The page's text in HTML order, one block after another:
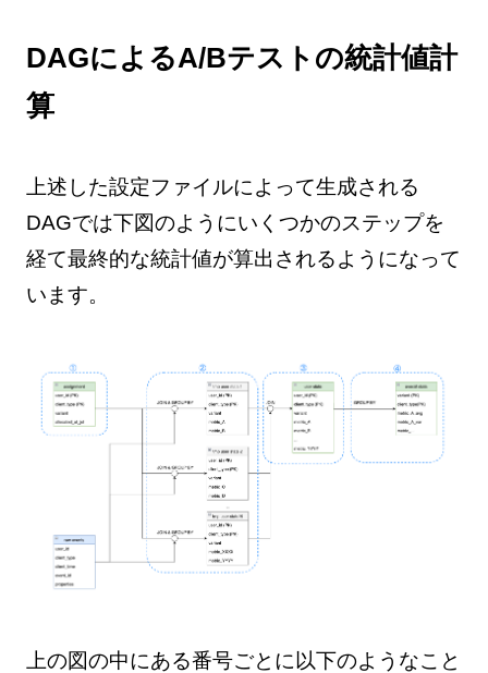
DAGによるA/Bテストの統計値計
算
上述した設定ファイルによって生成される
DAGでは下図のようにいくつかのステップを
経て最終的な統計値が算出されるようになって
います。
上の図の中にある番号ごとに以下のようなこと